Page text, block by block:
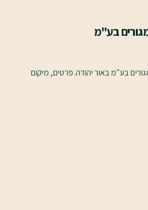
בע"מ
בע"מ באור יהודה. פרטים, מיקום